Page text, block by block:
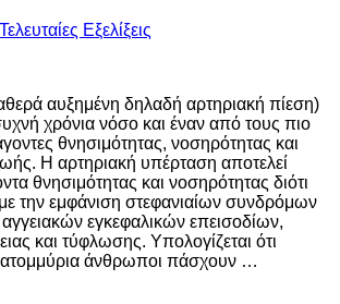
Τελευταίες Εξελίξεις
αυξημένη δηλαδή αρτηριακή πίεση)
χρόνια νόσο και έναν από τους πιο
θνησιμότητας, νοσηρότητας και
Η αρτηριακή υπέρταση αποτελεί
θνησιμότητας και νοσηρότητας διότι
την εμφάνιση στεφανιαίων συνδρόμων
εγκεφαλικών επεισοδίων,
και τύφλωσης. Υπολογίζεται ότι
άνθρωποι πάσχουν …